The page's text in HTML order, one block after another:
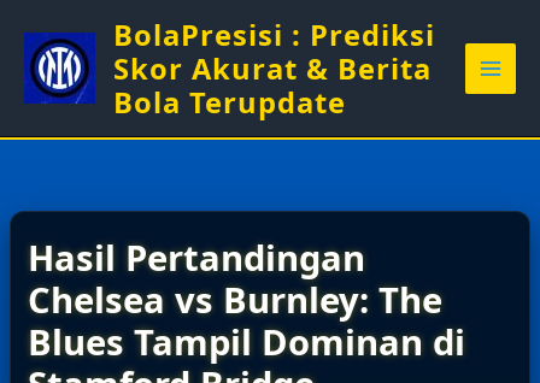
content
BolaPresisi : Prediksi
Skor Akurat & Berita
Bola Terupdate
Hasil Pertandingan
Chelsea vs Burnley: The
Blues Tampil Dominan di